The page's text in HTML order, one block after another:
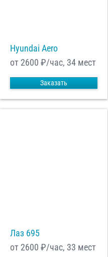
Hyundai Aero
от 2600 ₽/час, 34 мест
Заказать
Лаз 695
от 2600 ₽/час, 33 мест